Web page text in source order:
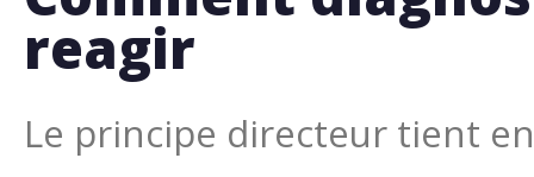
reagir
Le principe directeur tient